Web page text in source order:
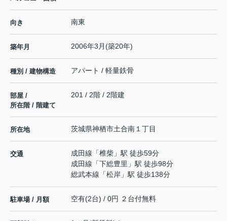
向き 南東
築年月 2006年3月(築20年)
種別 / 建物構造 アパート / 軽量鉄骨
部屋 /
所在階 / 階建て
201 / 2階 / 2階建
所在地 茨城県神栖市土合南 １丁目
交通 成田線 「椎柴 」駅 徒歩59分
成田線 「下総豊里 」駅 徒歩98分
総武本線 「松岸 」駅 徒歩138分
駐車場 / 月額 空有(2台) / 0円 ２台付無料